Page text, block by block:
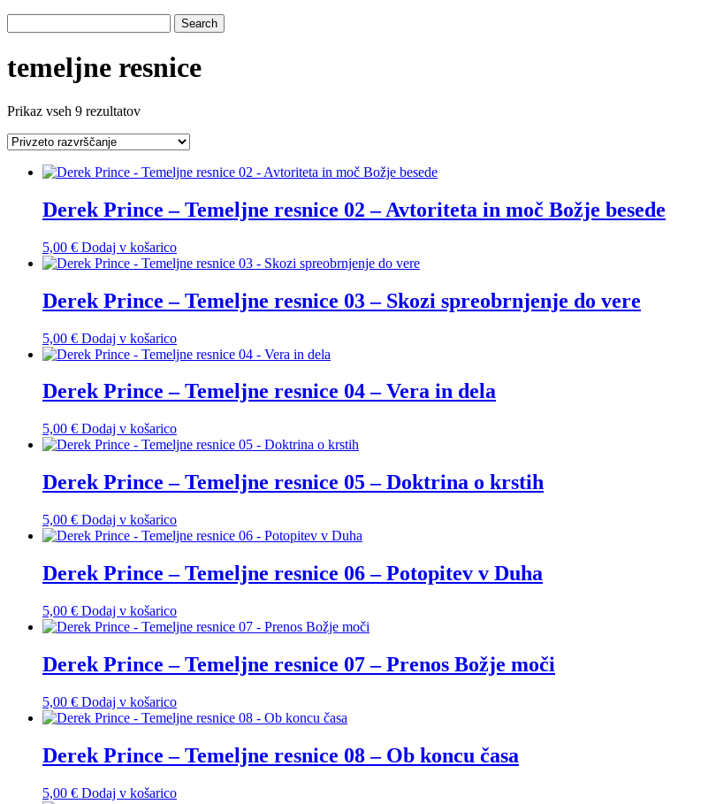
temeljne resnice
Prikaz vseh 9 rezultatov
Derek Prince – Temeljne resnice 02 – Avtoriteta in moč Božje besede
5,00 € Dodaj v košarico
Derek Prince – Temeljne resnice 03 – Skozi spreobrnjenje do vere
5,00 € Dodaj v košarico
Derek Prince – Temeljne resnice 04 – Vera in dela
5,00 € Dodaj v košarico
Derek Prince – Temeljne resnice 05 – Doktrina o krstih
5,00 € Dodaj v košarico
Derek Prince – Temeljne resnice 06 – Potopitev v Duha
5,00 € Dodaj v košarico
Derek Prince – Temeljne resnice 07 – Prenos Božje moči
5,00 € Dodaj v košarico
Derek Prince – Temeljne resnice 08 – Ob koncu časa
5,00 € Dodaj v košarico